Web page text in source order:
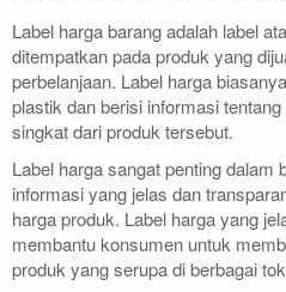
Label harga barang adalah label
ditempatkan pada produk yang
perbelanjaan. Label harga
plastik dan berisi informasi
singkat dari produk tersebut.
Label harga sangat penting
informasi yang jelas dan
harga produk. Label harga yang
membantu konsumen untuk
produk yang serupa di berbagai